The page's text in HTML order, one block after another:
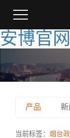
安博官
产品 新
当前标签： 烟台